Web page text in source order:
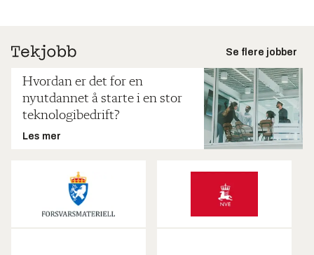
Se flere jobber
Hvordan er det for en
nyutdannet å starte i en stor
teknologibedrift?
Les mer